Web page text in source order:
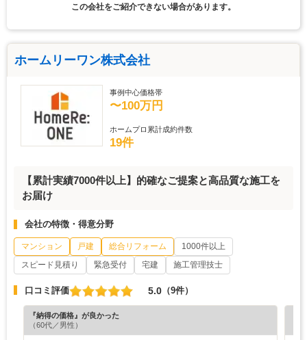
この会社をご紹介できない場合があります。
ホームリーワン株式会社
事例中心価格帯
〜100万円
ホームプロ累計成約件数
19件
【累計実績7000件以上】的確なご提案と高品質な施工を
お届け
会社の特徴・得意分野
マンション 戸建 総合リフォーム
1000件以上
スピード見積り
緊急受付 宅建 施工管理技士
口コミ評価 5.0 （9件）
『納得の価格』が良かった
（60代／男性）